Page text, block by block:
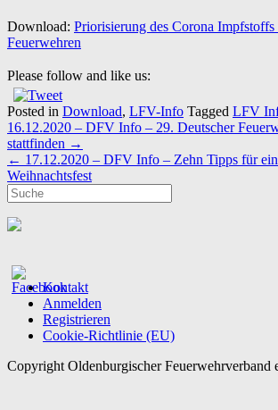
Download: Priorisierung des Corona
Feuerwehren
Please follow and like us:
Posted in Download, LFV-Info Tagged LFV
Post
navigation
16.12.2020 – DFV Info – 29. Deutscher
stattfinden →
← 17.12.2020 – DFV Info – Zehn Tipps für ein
Weihnachtsfest
Kontakt
Anmelden
Registrieren
Cookie-Richtlinie (EU)
Copyright Oldenburgischer Feuerwehrverband